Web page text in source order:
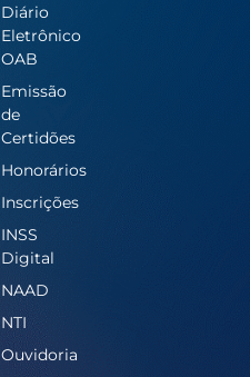
Diário
Eletrônico
OAB
Emissão
de
Certidões
Honorários
Inscrições
INSS
Digital
NAAD
NTI
Ouvidoria